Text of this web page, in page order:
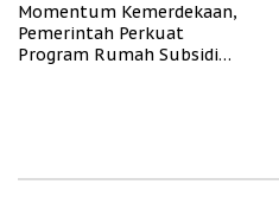
Momentum Kemerdekaan,
Pemerintah Perkuat
Program Rumah Subsidi